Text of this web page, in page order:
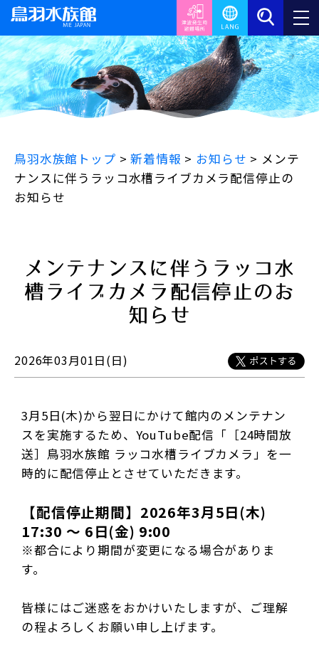
鳥羽水族館トップ >新着情報 > お知らせ > メンテ
ナンスに伴うラッコ水槽ライブカメラ配信停止の
お知らせ
メンテナンスに伴うラッコ水
槽ライブカメラ配信停止のお
知らせ
2026年03月01日(日)
3月5日(木)から翌日にかけて館内のメンテナン
スを実施するため、YouTube配信「［24時間放
送］鳥羽水族館 ラッコ水槽ライブカメラ」を一
時的に配信停止とさせていただきます。
【配信停止期間】2026年3月5日(木)
17:30 ～ 6日(金) 9:00
※都合により期間が変更になる場合がありま
す。
皆様にはご迷惑をおかけいたしますが、ご理解
の程よろしくお願い申し上げます。